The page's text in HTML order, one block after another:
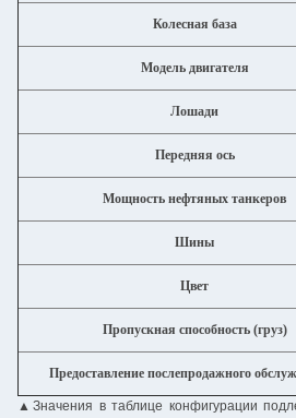
Колесная база
Модель двигателя
Лошади
Передняя ось
Мощность нефтяных танкеров
Шины
Цвет
Пропускная способность (груз)
Предоставление послепродажного
▲Значения в таблице конфигурации